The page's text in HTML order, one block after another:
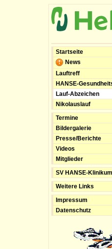
Startseite
News
Lauftreff
HANSE-
Lauf-Abzeichen
Nikolauslauf
Termine
Bildergalerie
Presse/Berichte
Videos
Mitglieder
SV HANSE-Klinikum
Weitere Links
Impressum
Datenschutz